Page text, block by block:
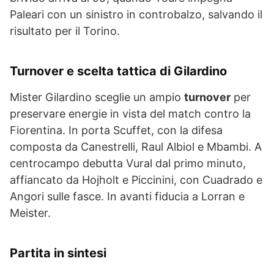
Paleari con un sinistro in controbalzo, salvando il
risultato per il Torino.
Turnover e scelta tattica di Gilardino
Mister Gilardino sceglie un ampio turnover per
preservare energie in vista del match contro la
Fiorentina. In porta Scuffet, con la difesa
composta da Canestrelli, Raul Albiol e Mbambi. A
centrocampo debutta Vural dal primo minuto,
affiancato da Hojholt e Piccinini, con Cuadrado e
Angori sulle fasce. In avanti fiducia a Lorran e
Meister.
Partita in sintesi